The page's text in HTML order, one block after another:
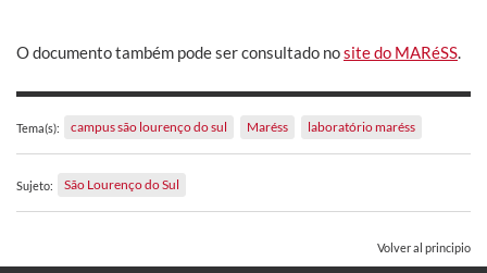
O documento também pode ser consultado nosite do MARéSS.
Tema(s): campus são lourenço do sul Maréss laboratório maréss
Sujeto: São Lourenço do Sul
Volver al principio